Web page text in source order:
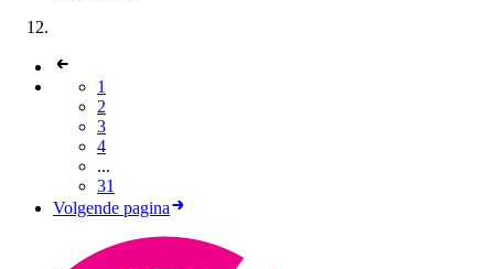
1
2
3
4
...
31
Volgende pagina